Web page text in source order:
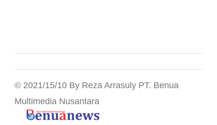
© 2021/15/10 By Reza Arrasuly PT. Benua
Multimedia Nusantara